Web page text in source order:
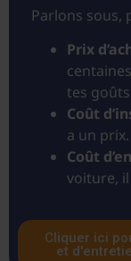
Parlons sous,
Prix
tes
Coût
a un prix.
Coût
voiture,
Cliquer ici
et